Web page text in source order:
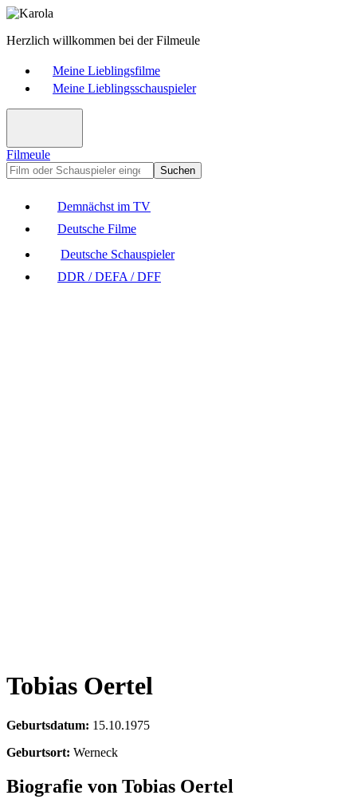
Herzlich willkommen bei der Filmeule
Meine Lieblingsfilme
Meine Lieblingsschauspieler
Filmeule
Suchen
Demnächst im TV
Deutsche Filme
Deutsche Schauspieler
DDR / DEFA / DFF
Tobias Oertel
Geburtsdatum: 15.10.1975
Geburtsort: Werneck
Biografie von Tobias Oertel